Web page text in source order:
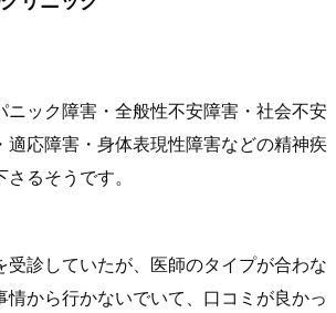
ニック障害・全般性不安障害・社会不安
適応障害・身体表現性障害などの精神疾
るそうです。
受診していたが、医師のタイプが合わな
情から行かないでいて、口コミが良かっ